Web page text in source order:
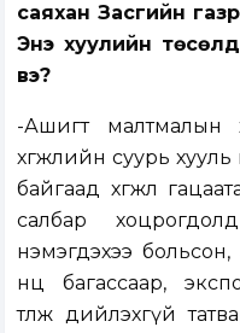
саяхан Засгийн
Энэ хуулийн
вэ?
-Ашигт малтмалын
хөгжлийн суурь хууль
байгаад хөгжлөө
салбар
нэмэгдэхээ
нөөц багассаар,
төлж дийлэхгүй